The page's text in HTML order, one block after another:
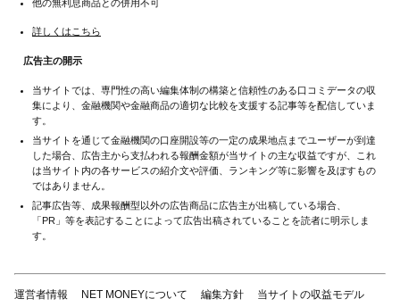
他の無利息商品との併用不可
詳しくはこちら
広告主の開示
当サイトでは、専門性の高い編集体制の構築と信頼性のある口コミデータの収
集により、金融機関や金融商品の適切な比較を支援する記事等を配信していま
す。
当サイトを通じて金融機関の口座開設等の一定の成果地点までユーザーが到達
した場合、広告主から支払われる報酬金額が当サイトの主な収益ですが、これ
は当サイト内の各サービスの紹介文や評価、ランキング等に影響を及ぼすもの
ではありません。
記事広告等、成果報酬型以外の広告商品に広告主が出稿している場合、
「PR」等を表記することによって広告出稿されていることを読者に明示しま
す。
運営者情報 NET MONEYについて 編集方針 当サイトの収益モデル